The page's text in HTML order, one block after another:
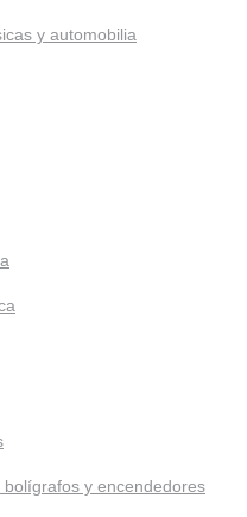
y automobilia
y encendedores